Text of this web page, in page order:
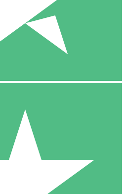
1 Download
10
US$1500
10 Download
20